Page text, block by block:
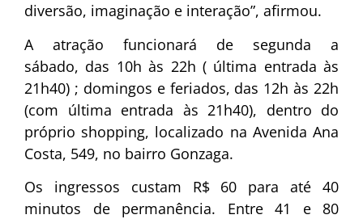
diversão, imaginação e interação”, afirmou.
A atração funcionará de segunda a
sábado, das 10h às 22h ( última entrada às
21h40) ; domingos e feriados, das 12h às 22h
(com última entrada às 21h40), dentro do
próprio shopping, localizado na Avenida Ana
Costa, 549, no bairro Gonzaga.
Os ingressos custam R$ 60 para até 40
minutos de permanência. Entre 41 e 80